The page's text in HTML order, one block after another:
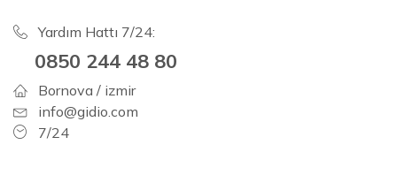
Yardım Hattı 7/24:
0850 244 48 80
Bornova / izmir
info@gidio.com
7/24